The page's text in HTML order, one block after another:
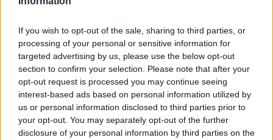
If you wish to opt-out of the sale, sharing to third parties, or
processing of your personal or sensitive information for
targeted advertising by us, please use the below opt-out
section to confirm your selection. Please note that after your
opt-out request is processed you may continue seeing
interest-based ads based on personal information utilized by
us or personal information disclosed to third parties prior to
your opt-out. You may separately opt-out of the further
disclosure of your personal information by third parties on the